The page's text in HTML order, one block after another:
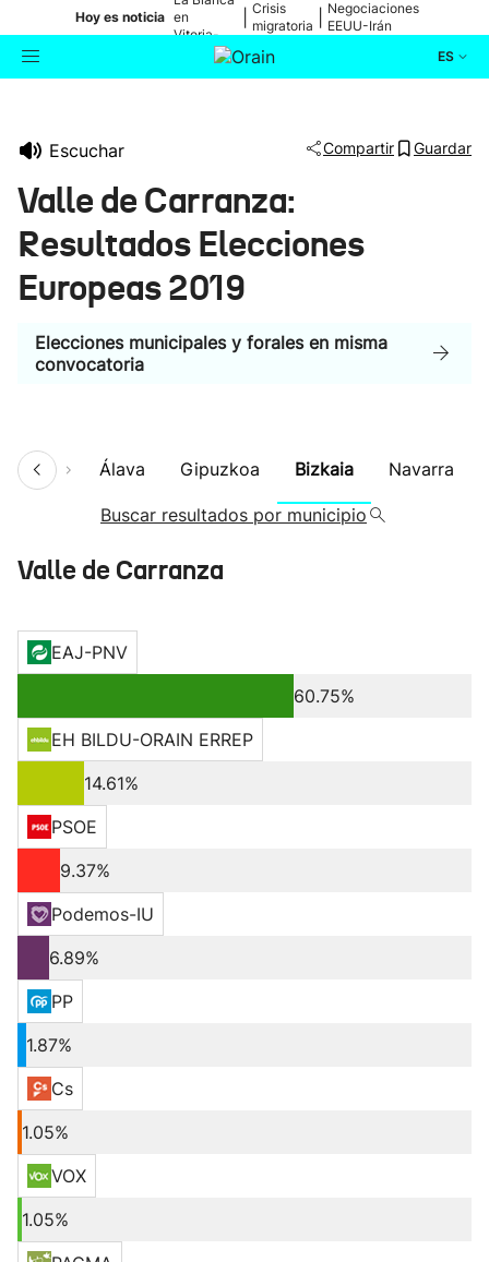
Hoy es noticia en
Vitoria-
Gasteiz
Crisis
migratoria
Negociaciones
EEUU-Irán
ES
Cultura
Ikusmiran
Eguraldia
Escuchar Compartir Guardar
Valle de Carranza:
Resultados Elecciones
Europeas 2019
Elecciones municipales y forales en misma
convocatoria
Álava Gipuzkoa Bizkaia Navarra
Buscar resultados por municipio
Valle de Carranza
EAJ-PNV
60.75%
EH BILDU-ORAIN ERREP
14.61%
PSOE
9.37%
Podemos-IU
6.89%
PP
1.87%
Cs
1.05%
VOX
1.05%